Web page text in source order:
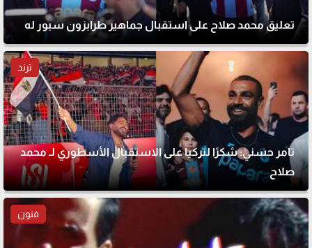
تعليق محمد صلاح على استقبال جماهير طرابزون سبور له
ترند
تامر حسني: شكرًا لتركيا على الاستقبال الأسطوري لـ محمد
صلاح
فنون